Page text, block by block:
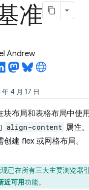
准
Andrew
4 月 17 日
块布局和表格布局中使
align-content 属性
建 flex 或网格布局。
已在所有三大主要浏览器
近可用功能。